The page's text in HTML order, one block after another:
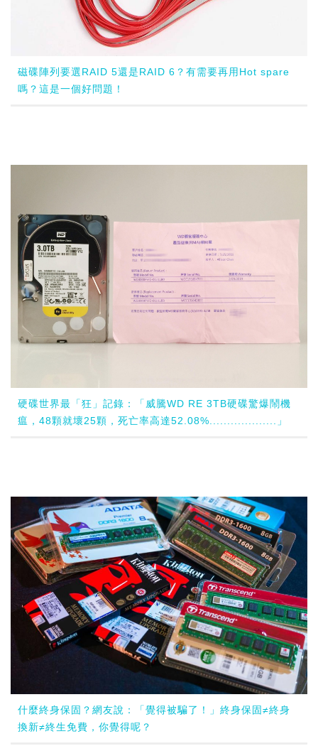
磁碟陣列要選RAID 5還是RAID 6？有需要再用Hot spare
嗎？這是一個好問題！
硬碟世界最「狂」記錄：「威騰WD RE 3TB硬碟驚爆鬧機
瘟，48顆就壞25顆，死亡率高達52.08%...................」
什麼終身保固？網友說：「覺得被騙了！」終身保固≠終身
換新≠終生免費，你覺得呢？